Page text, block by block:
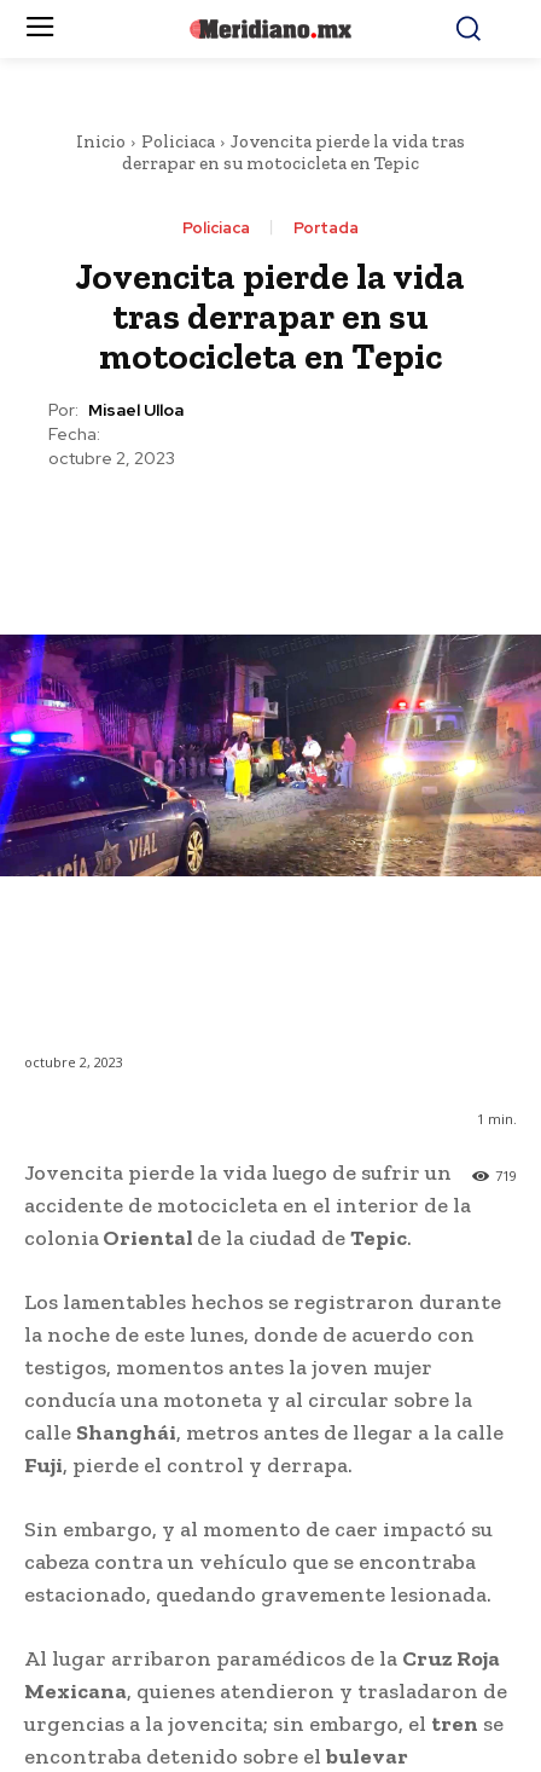
Inicio Policiaca
Jovencita pierde la vida tras
derrapar en su motocicleta en Tepic
Policiaca Portada
Jovencita pierde la vida
tras derrapar en su
motocicleta en Tepic
Por: Misael Ulloa
Fecha:
octubre 2, 2023
octubre 2, 2023
1 min.
719
Jovencita pierde la vida luego de sufrir un
accidente de motocicleta en el interior de la
coloniaOriental de la ciudad deTepic.
Los lamentables hechos se registraron durante
la noche de este lunes, donde de acuerdo con
testigos, momentos antes la joven mujer
conducía una motoneta y al circular sobre la
calle Shanghái, metros antes de llegar a la calle
Fuji, pierde el control y derrapa.
Sin embargo, y al momento de caer impactó su
cabeza contra un vehículo que se encontraba
estacionado, quedando gravemente lesionada.
Al lugar arribaron paramédicos de la Cruz Roja
Mexicana, quienes atendieron y trasladaron de
urgencias a la jovencita; sin embargo, el tren se
encontraba detenido sobre el bulevar